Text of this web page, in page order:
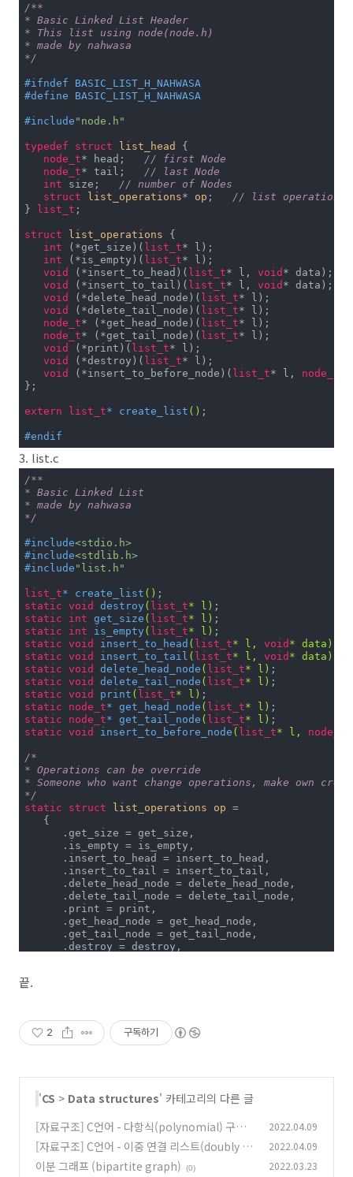
        }
else {
            tail = tail.prev;
            tail.next =
null ;
            size--;
        }
    }
public Object getFirst()
(isEmpty())
return
head.data;
    }
public Object getLast () {
if (isEmpty())
return
null;
return
public Object get( int idx)
if (idx+1 > size())
return null;
if (size/2 >= idx) {
            Node iter = head;
while (--idx >= 0) {
                iter = iter.next;
            }
return iter.data;
        }
else {
            Node iter = tail;
(++idx < size()) {
                iter = iter.prev;
            }
        }
    }
}
/**
* Basic Linked List Header
* This list using node(node.h)
* made by nahwasa
*/
#ifndef BASIC_LIST_H_NAHWASA
#define BASIC_LIST_H_NAHWASA
#include "node.h"
typedef struct list_head {
node_t* head;
// first Node
node_t* tail;
// last Node
int size;
// number of Nodes
struct
list_operations* op ;
// list operations
} list_t ;
struct list_operations {
int (*get_size)( list_t* l);
int (*is_empty)( list_t* l);
void (*insert_to_head)( list_t* l, void * data);
void (*insert_to_tail)( list_t* l, void * data);
void (*delete_head_node)( list_t* l);
void (*delete_tail_node)( list_t* l);
node_t* (*get_head_node)( list_t* l);
node_t* (*get_tail_node)( list_t* l);
void (*print)( list_t* l);
void (*destroy)( list_t* l);
void (*insert_to_before_node)( list_t* l, node_t
};
extern list_t* create_list () ;
#endif
3. list.c
/**
* Basic Linked List
* made by nahwasa
*/
#include<stdio.h>
#include<stdlib.h>
#include "list.h"
list_t* create_list ()
static void destroy ( list_t* l)
static
int get_size ( list_t* l)
static
int is_empty ( list_t* l)
static void insert_to_head ( list_t* l, void * data)
static void insert_to_tail ( list_t* l, void * data)
static void delete_head_node ( list_t* l)
static void delete_tail_node ( list_t* l)
static void print ( list_t* l)
static
node_t* get_head_node ( list_t* l)
static
node_t* get_tail_node ( list_t* l)
static void insert_to_before_node ( list_t* l, node_t
/*
* Operations can be override
* Someone who want change operations, make own
*/
static
struct list_operations op =
   {
      .get_size = get_size,
      .is_empty = is_empty,
      .insert_to_head = insert_to_head,
      .insert_to_tail = insert_to_tail,
      .delete_head_node = delete_head_node,
      .delete_tail_node = delete_tail_node,
      .print = print,
      .get_head_node = get_head_node,
      .get_tail_node = get_tail_node,
      .destroy = destroy,
* create list object and return
*/
list_t* create_list()
   l->op = &op;
   l->head = l->tail =
   l->size =
0;
return l;
끝.
2 구독하기
'CS > Data structures' 카테고리의 다른 글
[자료구조] C언어 - 다항식(polynomial) 구현 -
객체지향 (0)
2022.04.09
[자료구조] C언어 - 이중 연결 리스트(doubly li
nked list) 구현 - 객체지향
(0)
2022.04.09
이분 그래프 (bipartite graph) (0) 2022.03.23